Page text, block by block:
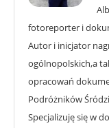
fotoreporter i
Autor i inicjator
ogólnopolskich,a
opracowań
Podróżników
Specjalizuję się w